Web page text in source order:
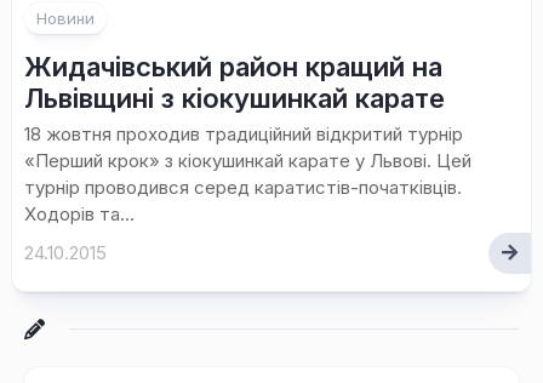
Новини
Жидачівський район кращий на
Львівщині з кіокушинкай карате
18 жовтня проходив традиційний відкритий турнір
«Перший крок» з кіокушинкай карате у Львові. Цей
турнір проводився серед каратистів-початківців.
Ходорів та...
24.10.2015